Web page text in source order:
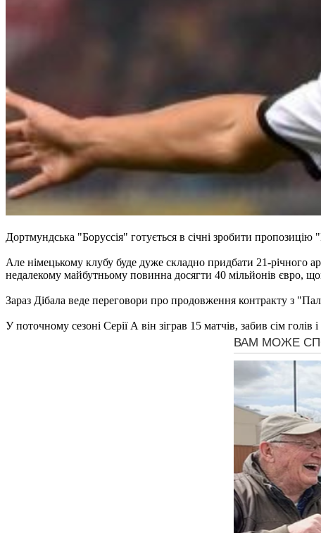
Дортмундська "Боруссія" готується в січні зробити
Але німецькому клубу буде дуже складно придбати 21-річного
недалекому майбутньому повинна досягти 40 мільйонів євро,
Зараз Дібала веде переговори про продовження контракту з
У поточному сезоні Серії А він зіграв 15 матчів, забив сім голів